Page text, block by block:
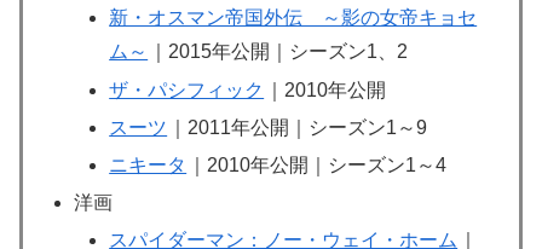
新・オスマン帝国外伝 ～影の女帝キョセ
ム～
｜2015年公開｜シーズン1、2
ザ・パシフィック
｜2010年公開
スーツ
｜2011年公開｜シーズン1～9
ニキータ
｜2010年公開｜シーズン1～4
洋画
スパイダーマン：ノー・ウェイ・ホーム